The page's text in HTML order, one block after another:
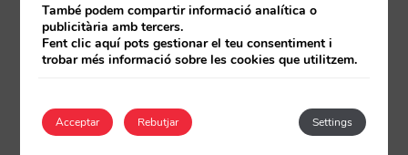
També podem compartir informació analítica o
publicitària amb tercers.
Fent clic aquí pots gestionar el teu consentiment i
trobar més informació sobre les cookies que utilitzem.
Acceptar Settings
Rebutjar